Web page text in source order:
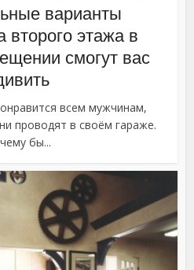
варианты
второго этажа в
смогут вас
всем мужчинам,
проводят в своём гараже.
бы...